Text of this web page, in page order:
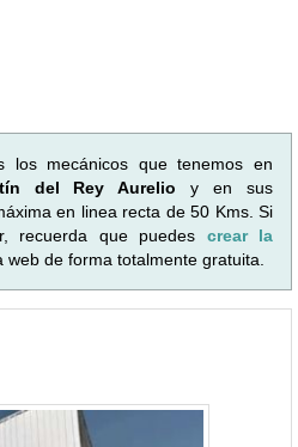
los mecánicos que tenemos en
del Rey Aurelio y en sus
en linea recta de 50 Kms. Si
recuerda que puedes crear la
web de forma totalmente gratuita.